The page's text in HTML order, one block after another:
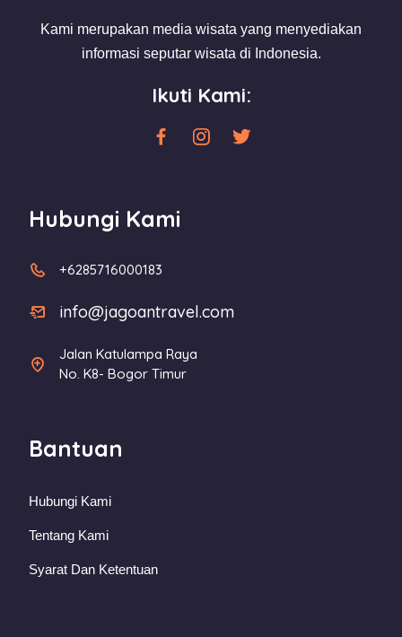
Kami merupakan media wisata yang menyediakan
informasi seputar wisata di Indonesia.
Ikuti Kami:
Hubungi Kami
+6285716000183
info@jagoantravel.com
Jalan Katulampa Raya
No. K8- Bogor Timur
Bantuan
Hubungi Kami
Tentang Kami
Syarat Dan Ketentuan